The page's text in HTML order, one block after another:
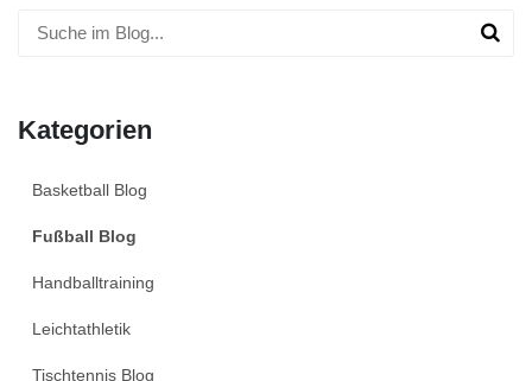
Kategorien
Basketball Blog
Fußball Blog
Handballtraining
Leichtathletik
Tischtennis Blog